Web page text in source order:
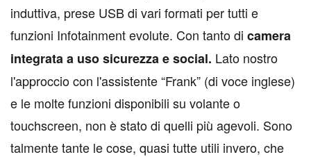
induttiva, prese USB di vari formati per tutti e
funzioni Infotainment evolute. Con tanto di camera
integrata a uso sicurezza e social. Lato nostro
l'approccio con l'assistente “Frank” (di voce inglese)
e le molte funzioni disponibili su volante o
touchscreen, non è stato di quelli più agevoli. Sono
talmente tante le cose, quasi tutte utili invero, che